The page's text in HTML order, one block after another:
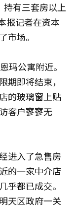
有三套房以上
报记者在资本
市场。
玛公寓附近。
期即将结束，
的玻璃窗上贴
客户寥寥无
进入了急售房
的一家中介店
都已成交。
天区政府一关